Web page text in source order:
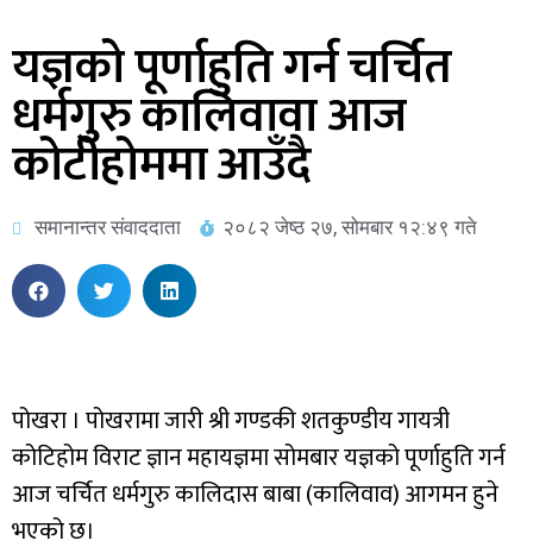
यज्ञको पूर्णाहुति गर्न चर्चित
धर्मगुरु कालिवावा आज
कोटीहोममा आउँदै
समानान्तर संवाददाता २०८२ जेष्ठ २७, सोमबार १२:४९ गते
पोखरा । पोखरामा जारी श्री गण्डकी शतकुण्डीय गायत्री
कोटिहोम विराट ज्ञान महायज्ञमा सोमबार यज्ञको पूर्णाहुति गर्न
आज चर्चित धर्मगुरु कालिदास बाबा (कालिवाव) आगमन हुने
भएको छ।